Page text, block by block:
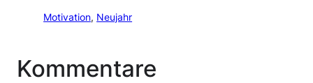
Motivation, Neujahr
Kommentare